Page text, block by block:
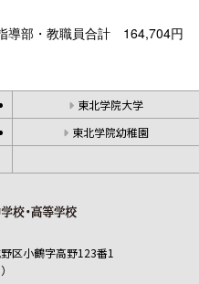
導部・教職員合計 164,704円
東北学院大学
東北学院幼稚園
区小鶴字高野123番1